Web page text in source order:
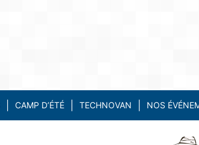
CAMP D’ÉTÉ TECHNOVAN NOS